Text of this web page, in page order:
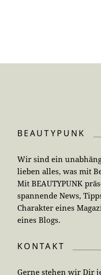
BEAUTYPUNK
Wir sind ein
lieben alles, was mit
Mit BEAUTYPUNK
spannende News,
Charakter eines
eines Blogs.
KONTAKT
Gerne stehen wir Dir